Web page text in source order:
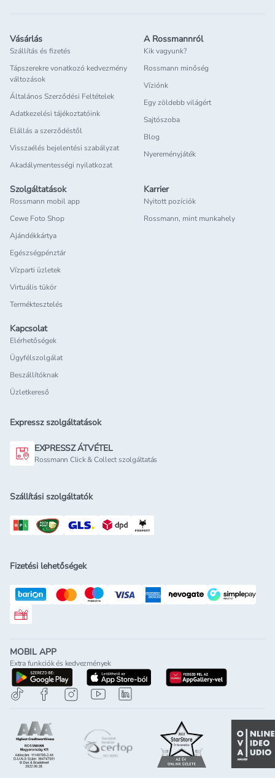
Vásárlás
Szállítás és fizetés
Tápszerekre vonatkozó kedvezmény
változások
Általános Szerződési Feltételek
Adatkezelési tájékoztatóink
Elállás a szerződéstől
Visszaélés bejelentési szabályzat
Akadálymentességi nyilatkozat
A Rossmannról
Kik vagyunk?
Rossmann minőség
Víziónk
Egy zöldebb világért
Sajtószoba
Blog
Nyereményjáték
Szolgáltatások
Rossmann mobil app
Cewe Foto Shop
Ajándékkártya
Egészségpénztár
Vízparti üzletek
Virtuális tükör
Terméktesztelés
Karrier
Nyitott pozíciók
Rossmann, mint munkahely
Kapcsolat
Elérhetőségek
Ügyfélszolgálat
Beszállítóknak
Üzletkereső
Expressz szolgáltatások
EXPRESSZ ÁTVÉTEL
Rossmann Click & Collect szolgáltatás
Szállítási szolgáltatók
Fizetési lehetőségek
Rossmann ajándékkártya
MOBIL APP
Extra funkciók és kedvezmények
letöltés a google-play-rölletöltés az app-store-ból
letöltés